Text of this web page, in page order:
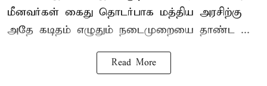
மீனவர்கள் கைது தொடர்பாக மத்திய அரசிற்கு
அதே கடிதம் எழுதும் நடைமுறையை தாண்ட ...
Read More